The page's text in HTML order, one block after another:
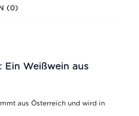
(0)
Ein Weißwein aus
aus Österreich und wird in